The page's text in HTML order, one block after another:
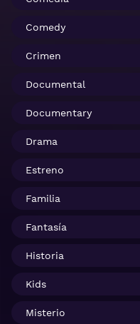
Comedy
Crimen
Documental
Documentary
Drama
Estreno
Familia
Fantasía
Historia
Kids
Misterio